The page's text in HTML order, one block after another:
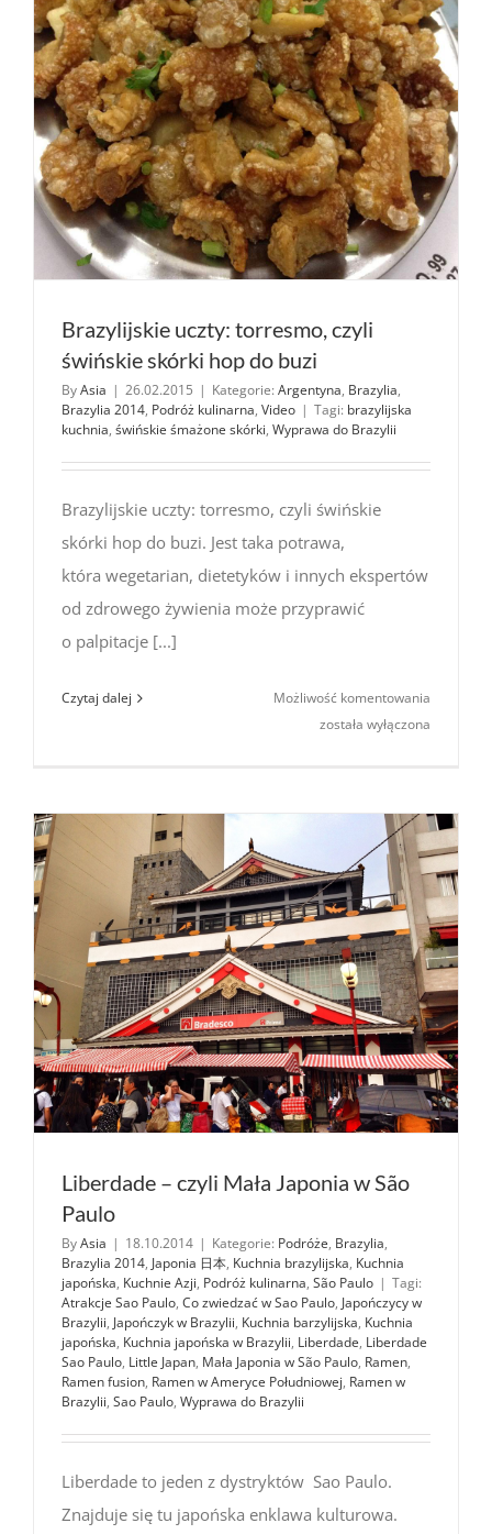
Brazylijskie uczty: torresmo, czyli
świńskie skórki hop do buzi
ByAsia | 26.02.2015 | Kategorie: Argentyna, Brazylia,
Brazylia 2014, Podróż kulinarna, Video | Tagi: brazylijska
kuchnia, świńskie śmażone skórki, Wyprawa do Brazylii
Brazylijskie uczty: torresmo, czyli świńskie
skórki hop do buzi. Jest taka potrawa,
która wegetarian, dietetyków i innych ekspertów
od zdrowego żywienia może przyprawić
o palpitacje [...]
Czytaj dalej Możliwość komentowania
skórki
hop
do buzi
została wyłączona
Liberdade – czyli Mała Japonia w São
Paulo
ByAsia | 18.10.2014 | Kategorie: Podróże, Brazylia,
Brazylia 2014, Japonia 日本, Kuchnia brazylijska, Kuchnia
japońska, Kuchnie Azji, Podróż kulinarna, São Paulo | Tagi:
Atrakcje Sao Paulo, Co zwiedzać w Sao Paulo, Japończycy w
Brazylii, Japończyk w Brazylii, Kuchnia barzylijska, Kuchnia
japońska, Kuchnia japońska w Brazylii, Liberdade, Liberdade
Sao Paulo, Little Japan, Mała Japonia w São Paulo, Ramen,
Ramen fusion, Ramen w Ameryce Południowej, Ramen w
Brazylii, Sao Paulo, Wyprawa do Brazylii
Liberdade to jeden z dystryktów Sao Paulo.
Znajduje się tu japońska enklawa kulturowa.